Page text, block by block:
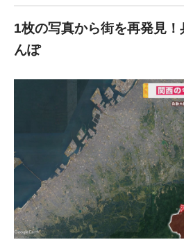
1枚の写真から街を再発見
んぽ